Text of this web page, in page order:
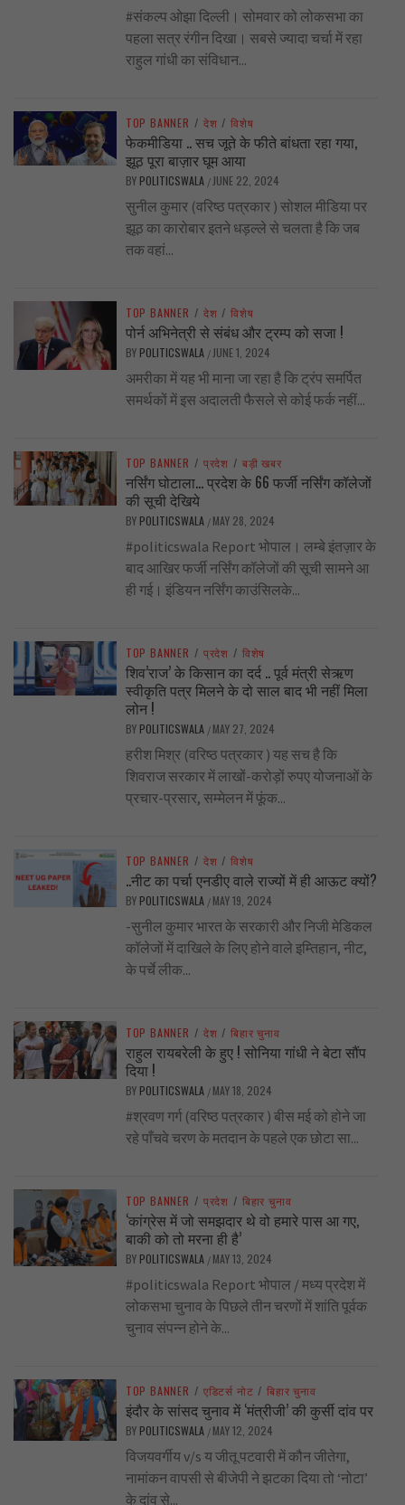
#संकल्प ओझा दिल्ली। सोमवार को लोकसभा का
पहला सत्र रंगीन दिखा। सबसे ज्यादा चर्चा में रहा
राहुल गांधी का संविधान...
TOP BANNER / देश / विशेष
फेकमीडिया .. सच जूते के फीते बांधता रहा गया,
झूठ पूरा बाज़ार घूम आया
BY POLITICSWALA / JUNE 22, 2024
सुनील कुमार (वरिष्ठ पत्रकार ) सोशल मीडिया पर
झूठ का कारोबार इतने धड़ल्ले से चलता है कि जब
तक वहां...
TOP BANNER / देश / विशेष
पोर्न अभिनेत्री से संबंध और ट्रम्प को सजा !
BY POLITICSWALA / JUNE 1, 2024
अमरीका में यह भी माना जा रहा है कि ट्रंप समर्पित
समर्थकों में इस अदालती फैसले से कोई फर्क नहीं...
TOP BANNER / प्रदेश / बड़ी खबर
नर्सिंग घोटाला… प्रदेश के 66 फर्जी नर्सिंग कॉलेजों
की सूची देखिये
BY POLITICSWALA / MAY 28, 2024
#politicswala Report भोपाल। लम्बे इंतज़ार के
बाद आखिर फर्जी नर्सिंग कॉलेजों की सूची सामने आ
ही गई। इंडियन नर्सिंग काउंसिलके...
TOP BANNER / प्रदेश / विशेष
शिव’राज’ के किसान का दर्द .. पूर्व मंत्री सेऋण
स्वीकृति पत्र मिलने के दो साल बाद भी नहीं मिला
लोन !
BY POLITICSWALA / MAY 27, 2024
हरीश मिश्र (वरिष्ठ पत्रकार ) यह सच है कि
शिवराज सरकार में लाखों-करोड़ों रुपए योजनाओं के
प्रचार-प्रसार, सम्मेलन में फूंक...
TOP BANNER / देश / विशेष
..नीट का पर्चा एनडीए वाले राज्यों में ही आऊट क्यों?
BY POLITICSWALA / MAY 19, 2024
-सुनील कुमार भारत के सरकारी और निजी मेडिकल
कॉलेजों में दाखिले के लिए होने वाले इम्तिहान, नीट,
के पर्चे लीक...
TOP BANNER / देश / बिहार चुनाव
राहुल रायबरेली के हुए ! सोनिया गांधी ने बेटा सौंप
दिया !
BY POLITICSWALA / MAY 18, 2024
#श्रवण गर्ग (वरिष्ठ पत्रकार ) बीस मई को होने जा
रहे पाँचवे चरण के मतदान के पहले एक छोटा सा...
TOP BANNER / प्रदेश / बिहार चुनाव
‘कांग्रेस में जो समझदार थे वो हमारे पास आ गए,
बाकी को तो मरना ही है’
BY POLITICSWALA / MAY 13, 2024
#politicswala Report भोपाल / मध्य प्रदेश में
लोकसभा चुनाव के पिछले तीन चरणों में शांति पूर्वक
चुनाव संपन्न होने के...
TOP BANNER / एडिटर्स नोट / बिहार चुनाव
इंदौर के सांसद चुनाव में ‘मंत्रीजी’ की कुर्सी दांव पर
BY POLITICSWALA / MAY 12, 2024
विजयवर्गीय v/s य जीतू पटवारी में कौन जीतेगा,
नामांकन वापसी से बीजेपी ने झटका दिया तो ‘नोटा’
के दांव से...